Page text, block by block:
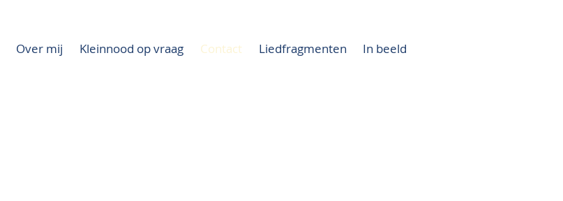
Over mij Kleinnood op vraag Contact Liedfragmenten In beeld